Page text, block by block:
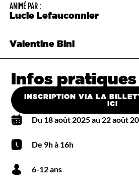
ANIMÉ PAR :
Lucie Lefauconnier
Valentine Bini
Infos pratiques
INSCRIPTION VIA LA
ICI
Du 18 août 2025 au 22 août
De 9h à 16h
6-12 ans